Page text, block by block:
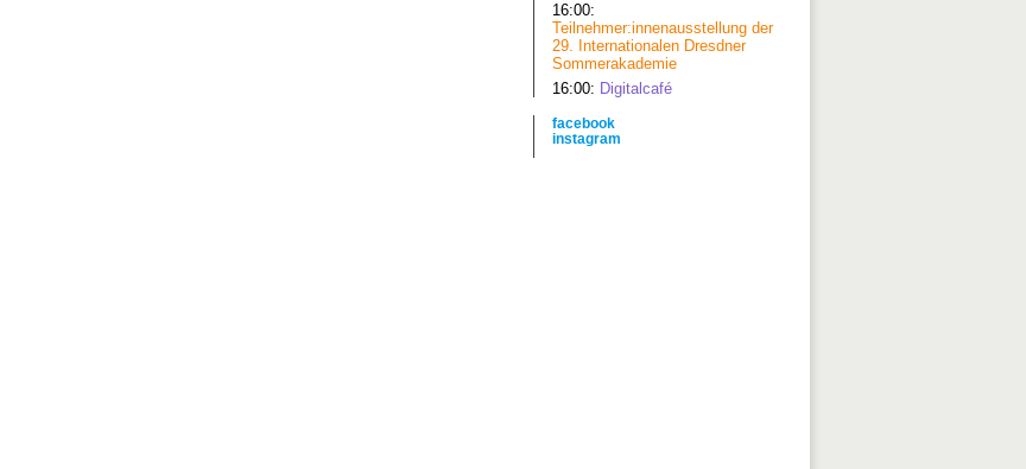
16:00:
Teilnehmer:innenausstellung der
29. Internationalen Dresdner
Sommerakademie
16:00: Digitalcafé
facebook
instagram